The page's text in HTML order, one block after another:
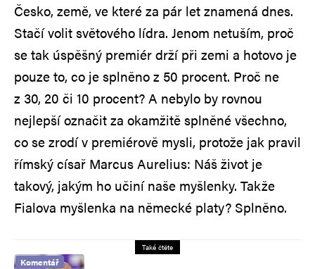
Česko, země, ve které za pár let znamená dnes.
Stačí volit světového lídra. Jenom netuším, proč
se tak úspěšný premiér drží při zemi a hotovo je
pouze to, co je splněno z 50 procent. Proč ne
z 30, 20 či 10 procent? A nebylo by rovnou
nejlepší označit za okamžitě splněné všechno,
co se zrodí v premiérově mysli, protože jak pravil
římský císař Marcus Aurelius: Náš život je
takový, jakým ho učiní naše myšlenky. Takže
Fialova myšlenka na německé platy? Splněno.
Také čtěte
Komentář